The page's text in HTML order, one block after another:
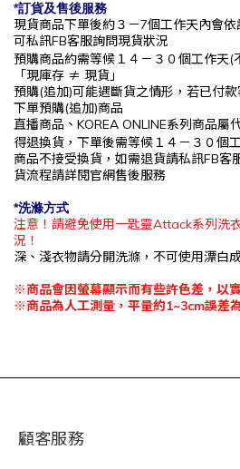
*訂貨及售後服務
現貨商品下單後約３－7個工作天內會依
可私訊FB客服詢問現貨狀況
預購商品約需等候１４－３０個工作天(
「現庫存 ≠ 現貨」
預購(追加)可能遇斷貨之情形，若已付
下單預購(追加)商品
直播商品、KOREA ONLINE系列商品屬
得退換貨，下單後需等候１４－３０個
商品不接受換貨，如需退貨請私訊FB客
貨流程請詳閱官網售後服務
*洗滌方式
注意！請避免使用一匙靈Attack系列洗
況！
深、淺衣物請分開洗滌，不可使用漂白
※商品會因螢幕顯示而有些許色差，以
※商品為人工測量，平量約1~3cm誤差
顧客服務